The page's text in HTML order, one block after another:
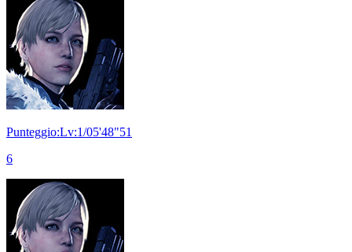
Punteggio:Lv:1/05'48"51
6